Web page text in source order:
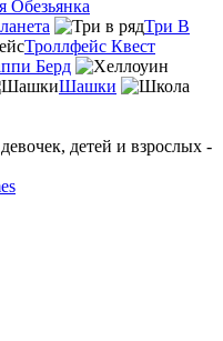
Обезьянка
Три В
Троллфейс Квест
Берд
Шашки
детей и взрослых -